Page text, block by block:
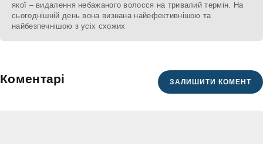
якої – видалення небажаного волосся на тривалий термін. На
сьогоднішній день вона визнана найефективнішою та
найбезпечнішою з усіх схожих
Коментарі ЗАЛИШИТИ КОМЕНТ